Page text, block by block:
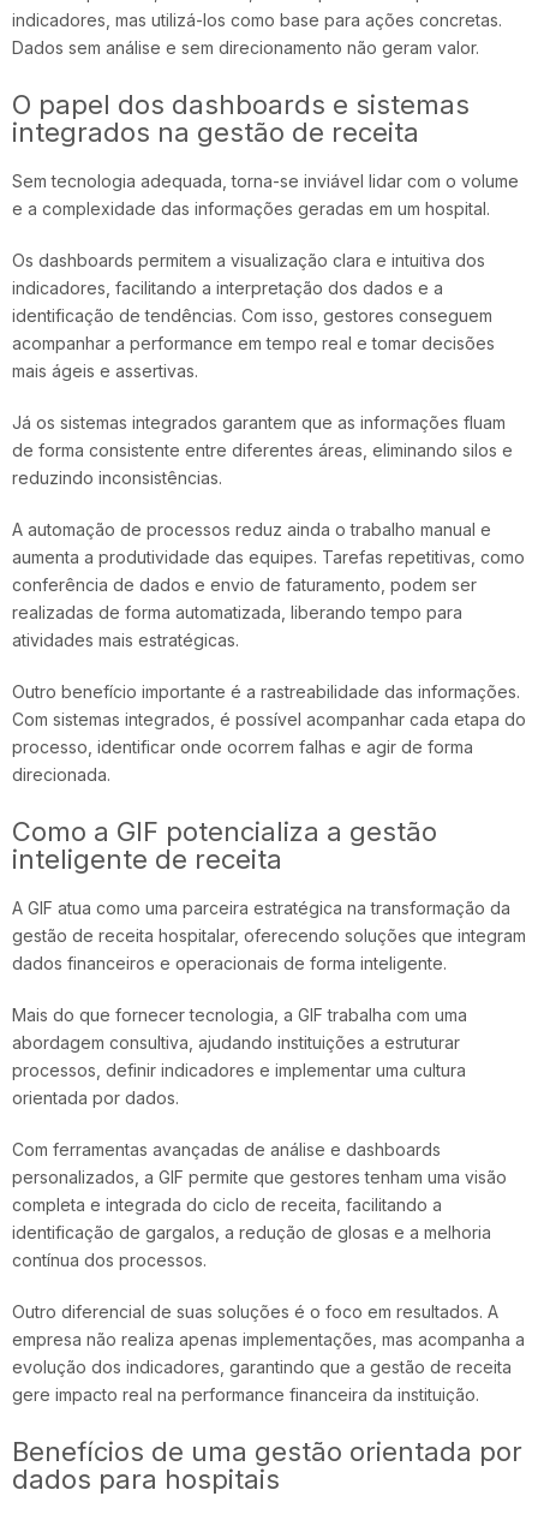
indicadores, mas utilizá-los como base para ações concretas.
Dados sem análise e sem direcionamento não geram valor.
O papel dos dashboards e sistemas
integrados na gestão de receita
Sem tecnologia adequada, torna-se inviável lidar com o volume
e a complexidade das informações geradas em um hospital.
Os dashboards permitem a visualização clara e intuitiva dos
indicadores, facilitando a interpretação dos dados e a
identificação de tendências. Com isso, gestores conseguem
acompanhar a performance em tempo real e tomar decisões
mais ágeis e assertivas.
Já os sistemas integrados garantem que as informações fluam
de forma consistente entre diferentes áreas, eliminando silos e
reduzindo inconsistências.
A automação de processos reduz ainda o trabalho manual e
aumenta a produtividade das equipes. Tarefas repetitivas, como
conferência de dados e envio de faturamento, podem ser
realizadas de forma automatizada, liberando tempo para
atividades mais estratégicas.
Outro benefício importante é a rastreabilidade das informações.
Com sistemas integrados, é possível acompanhar cada etapa do
processo, identificar onde ocorrem falhas e agir de forma
direcionada.
Como a GIF potencializa a gestão
inteligente de receita
A GIF atua como uma parceira estratégica na transformação da
gestão de receita hospitalar, oferecendo soluções que integram
dados financeiros e operacionais de forma inteligente.
Mais do que fornecer tecnologia, a GIF trabalha com uma
abordagem consultiva, ajudando instituições a estruturar
processos, definir indicadores e implementar uma cultura
orientada por dados.
Com ferramentas avançadas de análise e dashboards
personalizados, a GIF permite que gestores tenham uma visão
completa e integrada do ciclo de receita, facilitando a
identificação de gargalos, a redução de glosas e a melhoria
contínua dos processos.
Outro diferencial de suas soluções é o foco em resultados. A
empresa não realiza apenas implementações, mas acompanha a
evolução dos indicadores, garantindo que a gestão de receita
gere impacto real na performance financeira da instituição.
Benefícios de uma gestão orientada por
dados para hospitais